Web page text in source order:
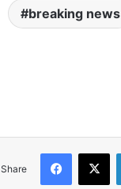
breaking news
Share
Facebook
X